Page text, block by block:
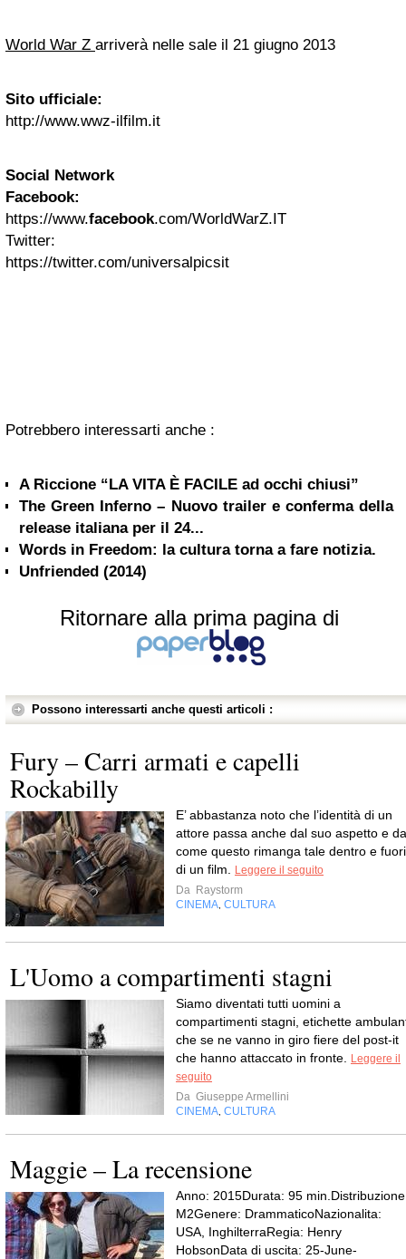
World War Z arriverà nelle sale il 21 giugno 2013
Sito ufficiale:
http://www.wwz-ilfilm.it
Social Network
Facebook:
https://www.facebook.com/WorldWarZ.IT
Twitter:
https://twitter.com/universalpicsit
Potrebbero interessarti anche :
A Riccione “LA VITA È FACILE ad occhi chiusi”
The Green Inferno – Nuovo trailer e conferma della
release italiana per il 24...
Words in Freedom: la cultura torna a fare notizia.
Unfriended (2014)
Ritornare alla prima pagina di
Possono interessarti anche questi articoli :
Fury – Carri armati e capelli
Rockabilly
E’ abbastanza noto che l’identità di un
attore passa anche dal suo aspetto e da
come questo rimanga tale dentro e fuori
di un film.
Leggere il seguito
Da Raystorm
CINEMA CULTURA
L'Uomo a compartimenti stagni
Siamo diventati tutti uomini a
compartimenti stagni, etichette
che se ne vanno in giro fiere del post-it
che hanno attaccato in fronte.
Leggere il
seguito
Da Giuseppe Armellini
CINEMA CULTURA
Maggie – La recensione
Anno: 2015Durata: 95
M2Genere: DrammaticoNazionalita:
USA, InghilterraRegia: Henry
HobsonData di uscita: 25-June-